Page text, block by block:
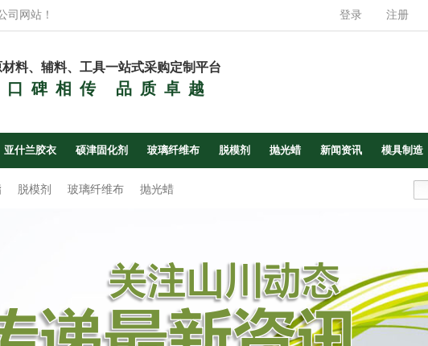
登录 注册
司网站！
料、辅料、工具一站式采购定制平台
碑相传 品质卓越
亚什兰胶衣 硕津固化剂 玻璃纤维布 脱模剂 抛光蜡 新闻资讯 模具制造
脱模剂 玻璃纤维布 抛光蜡